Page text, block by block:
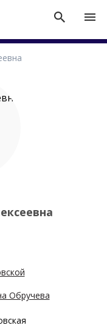
Обручева